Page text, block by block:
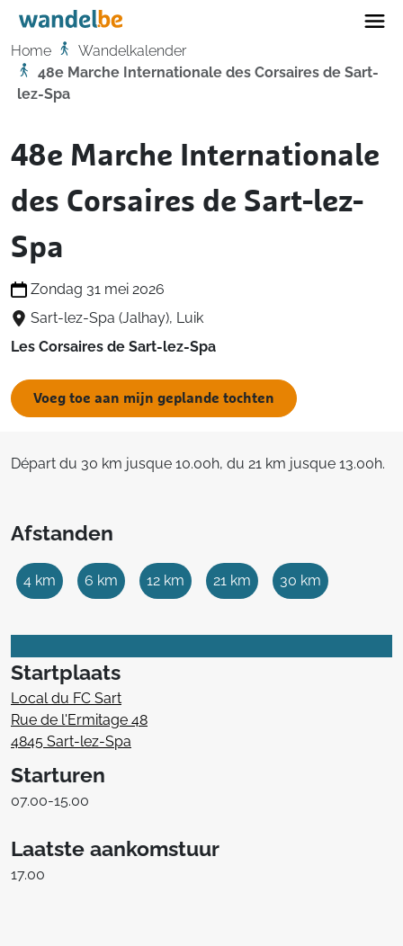
Home
Home
Wandelkalender
48e Marche Internationale des Corsaires de Sart-
lez-Spa
48e Marche Internationale
des Corsaires de Sart-lez-
Spa
Zondag 31 mei 2026
Sart-lez-Spa (Jalhay), Luik
Les Corsaires de Sart-lez-Spa
Voeg toe aan mijn geplande tochten
Départ du 30 km jusque 10.00h, du 21 km jusque 13.00h.
Afstanden
4 km 6 km 12 km 21 km 30 km
Startplaats
Local du FC Sart
Rue de l'Ermitage 48
4845 Sart-lez-Spa
Starturen
07.00-15.00
Laatste aankomstuur
17.00